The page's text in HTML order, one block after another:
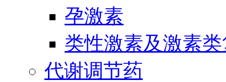
孕激素
类性激素及激素
代谢调节药